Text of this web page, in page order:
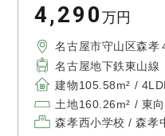
4,290万円
名古屋市守山区森孝
名古屋地下鉄東山線
建物105.58m² /
土地160.26m² / 東向
森孝西小学校 / 森孝